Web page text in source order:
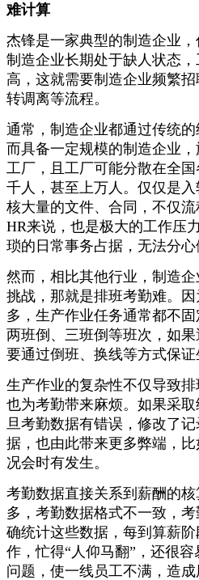
难计算
杰锋是一家典型的制造企业
制造企业长期处于缺人状态
高，这就需要制造企业频繁
转调离等流程。
通常，制造企业都通过传统
而具备一定规模的制造企业
工厂，且工厂可能分散在全
千人，甚至上万人。仅仅是
核大量的文件、合同，不仅
HR来说，也是极大的工作压
琐的日常事务占据，无法分心
然而，相比其他行业，制造
挑战，那就是排班考勤难。
多，生产作业任务通常都不
两班倒、三班倒等班次，如
要通过倒班、换线等方式保证
生产作业的复杂性不仅导致
也为考勤带来麻烦。如果采
旦考勤数据有错误，修改了
据，也由此带来更多弊端，
况会时有发生。
考勤数据直接关系到薪酬的
多，考勤数据格式不一致，
确统计这些数据，每到算薪
作，忙得“人仰马翻”，还很
问题，使一线员工不满，造成